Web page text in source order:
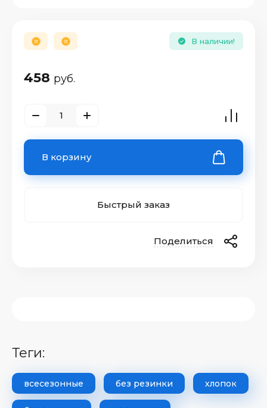
В наличии!
458 руб.
В корзину
Быстрый заказ
Поделиться
теги:
всесезонные без резинки хлопок